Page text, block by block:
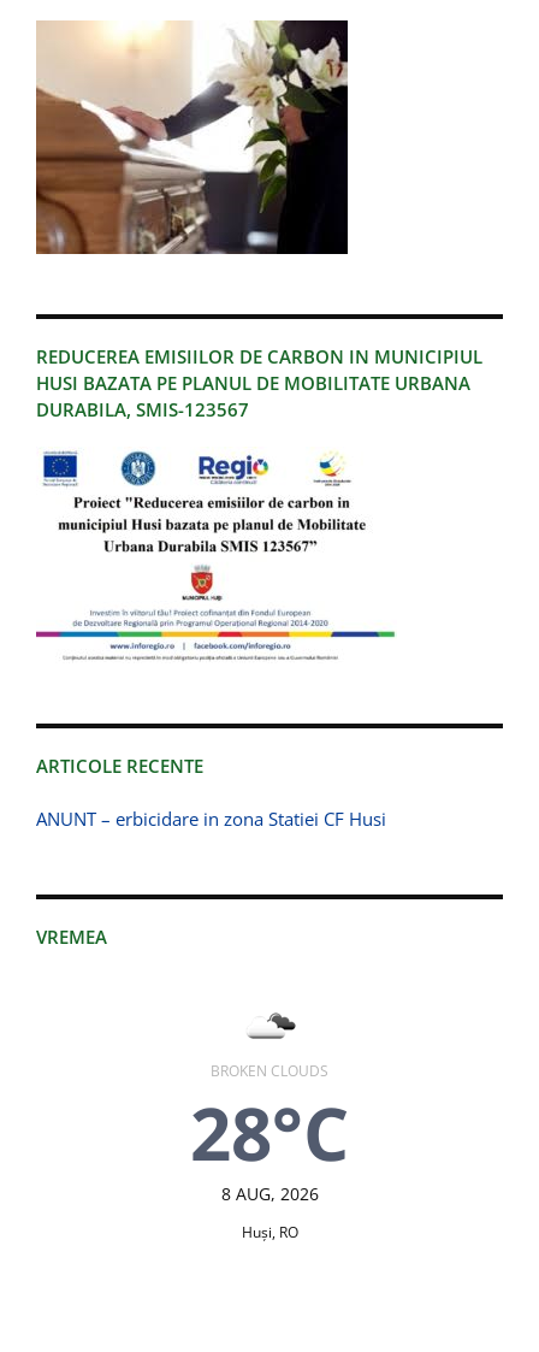
REDUCEREA EMISIILOR DE CARBON IN MUNICIPIUL
HUSI BAZATA PE PLANUL DE MOBILITATE URBANA
DURABILA, SMIS-123567
ARTICOLE RECENTE
ANUNT – erbicidare in zona Statiei CF Husi
VREMEA
BROKEN CLOUDS
28°C
8 AUG, 2026
Huşi, RO